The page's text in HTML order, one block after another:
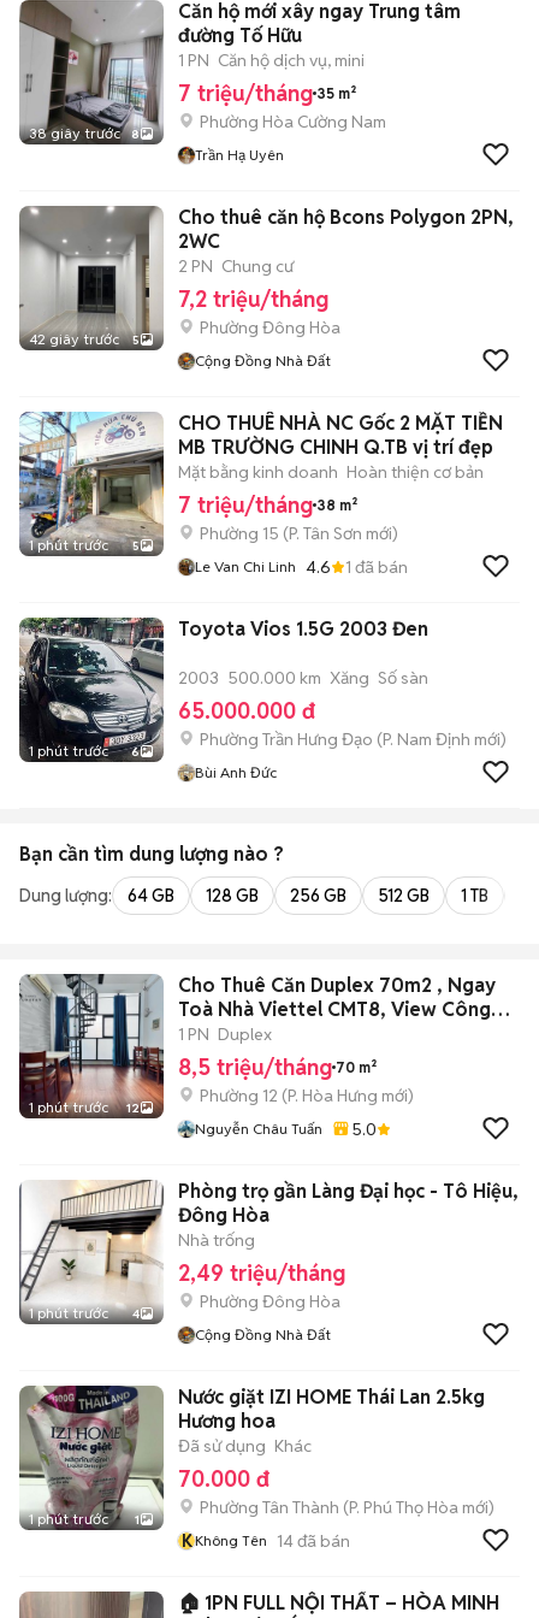
38 giây trước 8
Căn hộ mới xây ngay Trung tâm
đường Tố Hữu
1 PN Căn hộ dịch vụ, mini
7 triệu/tháng 35 m²
Phường Hòa Cường Nam
Trần Hạ Uyên
42 giây trước 5
Cho thuê căn hộ Bcons Polygon 2PN,
2WC
2 PN Chung cư
7,2 triệu/tháng
Phường Đông Hòa
Cộng Đồng Nhà Đất
1 phút trước 5
CHO THUÊ NHÀ NC Gốc 2 MẶT TIỀN
MB TRƯỜNG CHINH Q.TB vị trí đẹp
Mặt bằng kinh doanh Hoàn thiện cơ bản
7 triệu/tháng 38 m²
Phường 15 (P. Tân Sơn mới)
Le Van Chi Linh 4.6 1 đã bán
1 phút trước 6
Toyota Vios 1.5G 2003 Đen
2003 500.000 km Xăng Số sàn
65.000.000 đ
Phường Trần Hưng Đạo (P. Nam Định mới)
Bùi Anh Đức
Bạn cần tìm dung lượng nào ?
Dung lượng: 64 GB 128 GB 256 GB 512 GB 1 TB
1 phút trước 12
Cho Thuê Căn Duplex 70m2 , Ngay
Toà Nhà Viettel CMT8, View Công
viên
1 PN Duplex
8,5 triệu/tháng 70 m²
Phường 12 (P. Hòa Hưng mới)
Nguyễn Châu Tuấn 5.0
1 phút trước 4
Phòng trọ gần Làng Đại học - Tô Hiệu,
Đông Hòa
Nhà trống
2,49 triệu/tháng
Phường Đông Hòa
Cộng Đồng Nhà Đất
1 phút trước 1
Nước giặt IZI HOME Thái Lan 2.5kg
Hương hoa
Đã sử dụng Khác
70.000 đ
Phường Tân Thành (P. Phú Thọ Hòa mới)
KKhông Tên 14đã bán
🏠 1PN FULL NỘI THẤT – HÒA MINH